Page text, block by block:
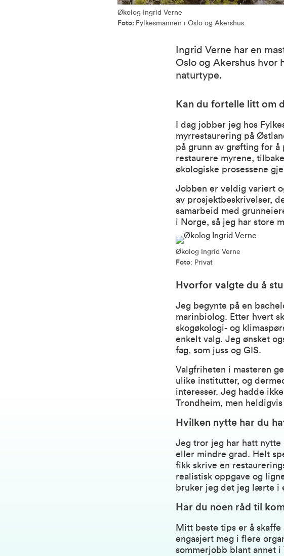
Økolog Ingrid Verne
Foto: Fylkesmannen i Oslo og Akershus
Ingrid Verne har en
Oslo og Akershus hvor
naturtype.
Kan du fortelle litt om
I dag jobber jeg hos
myrrestaurering på
på grunn av grøfting for
restaurere myrene,
økologiske prosessene
Jobben er veldig variert
av prosjektbeskrivelser,
samarbeid med
i Norge, så jeg har store
Økolog Ingrid Verne
Foto: Privat
Hvorfor valgte du å
Jeg begynte på en
marinbiolog. Etter hvert
skogøkologi- og
enkelt valg. Jeg ønsket
fag, som juss og GIS.
Valgfriheten i masteren
ulike institutter, og
interesser. Jeg hadde
Trondheim, men
Hvilken nytte har du
Jeg tror jeg har hatt
eller mindre grad. Helt
fikk skrive en
realistisk oppgave og
bruker jeg det jeg lærte i
Har du noen råd til
Mitt beste tips er å
engasjert meg i flere
sommerjobb blant annet i